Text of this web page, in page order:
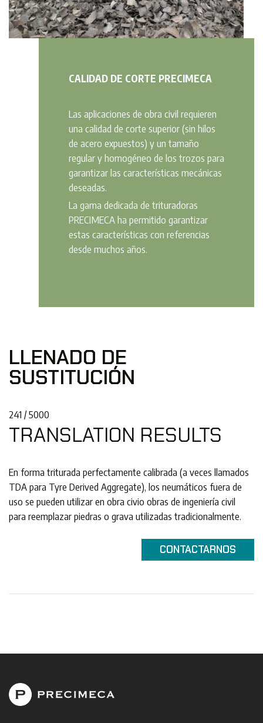
CALIDAD DE CORTE PRECIMECA
Las aplicaciones de obra civil requieren
una calidad de corte superior (sin hilos
de acero expuestos) y un tamaño
regular y homogéneo de los trozos para
garantizar las características mecánicas
deseadas.
La gama dedicada de trituradoras
PRECIMECA ha permitido garantizar
estas características con referencias
desde muchos años.
LLENADO DE
SUSTITUCIÓN
241 / 5000
TRANSLATION RESULTS
En forma triturada perfectamente calibrada (a veces llamados
TDA para Tyre Derived Aggregate), los neumáticos fuera de
uso ​​se pueden utilizar en obra civio obras de ingeniería civil
para reemplazar piedras o grava utilizadas tradicionalmente.
CONTACTARNOS